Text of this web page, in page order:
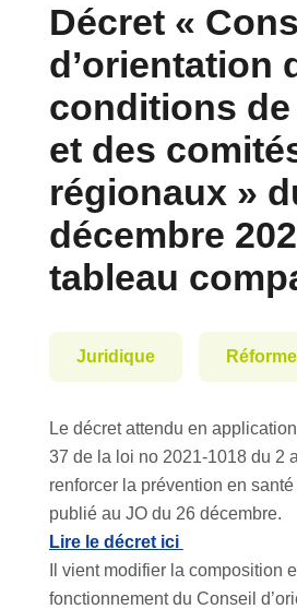
Décret «
d’orientation
conditions
et des
régionaux »
décembre
tableau
Juridique
Le décret attendu en
37 de la loi no 2021-1018 du 2
renforcer la prévention en
publié au JO du 26 décembre.
Lire le décret ici
Il vient modifier la composition
fonctionnement du Conseil